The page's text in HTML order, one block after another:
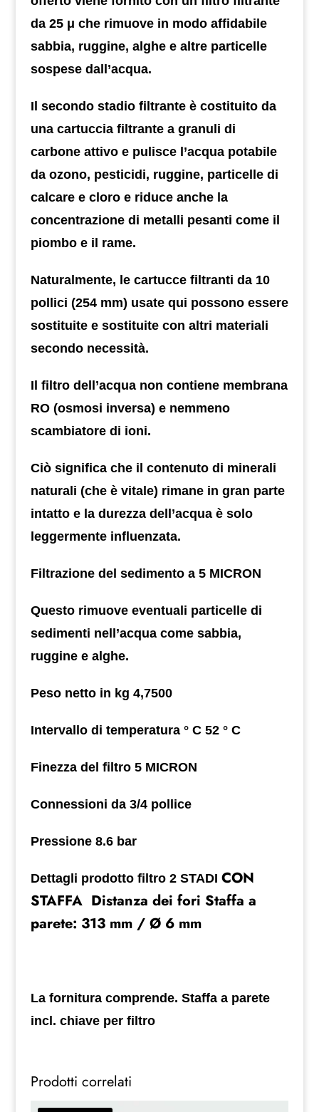
da 25 μ che rimuove in modo affidabile
sabbia, ruggine, alghe e altre particelle
sospese dall’acqua.
Il secondo stadio filtrante è costituito da
una cartuccia filtrante a granuli di
carbone attivo e pulisce l’acqua potabile
da ozono, pesticidi, ruggine, particelle di
calcare e cloro e riduce anche la
concentrazione di metalli pesanti come il
piombo e il rame.
Naturalmente, le cartucce filtranti da 10
pollici (254 mm) usate qui possono essere
sostituite e sostituite con altri materiali
secondo necessità.
Il filtro dell’acqua non contiene membrana
RO (osmosi inversa) e nemmeno
scambiatore di ioni.
Ciò significa che il contenuto di minerali
naturali (che è vitale) rimane in gran parte
intatto e la durezza dell’acqua è solo
leggermente influenzata.
Filtrazione del sedimento a 5 MICRON
Questo rimuove eventuali particelle di
sedimenti nell’acqua come sabbia,
ruggine e alghe.
Peso netto in kg 4,7500
Intervallo di temperatura ° C 52 ° C
Finezza del filtro 5 MICRON
Connessioni da 3/4 pollice
Pressione 8.6 bar
Dettagli prodotto filtro 2 STADI CON
STAFFA Distanza dei fori Staffa a
parete: 313 mm / Ø 6 mm
La fornitura comprende. Staffa a parete
incl. chiave per filtro
Prodotti correlati